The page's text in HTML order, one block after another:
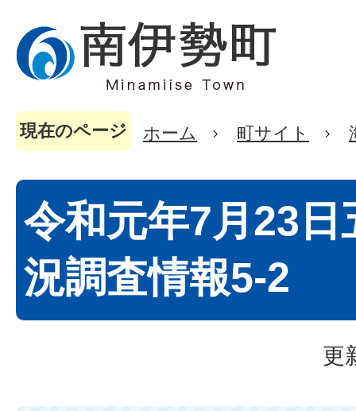
現在のページ ホーム 町サイト
令和元年7月23日
況調査情報5-2
更